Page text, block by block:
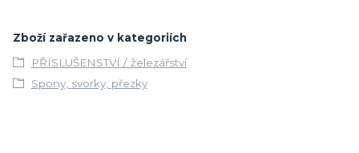
Zboží zařazeno v kategoriích
PŘÍSLUŠENSTVÍ / železářství
Spony, svorky, přezky